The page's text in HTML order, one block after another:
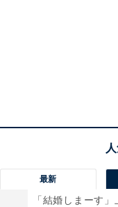
最新
「結婚しまーす